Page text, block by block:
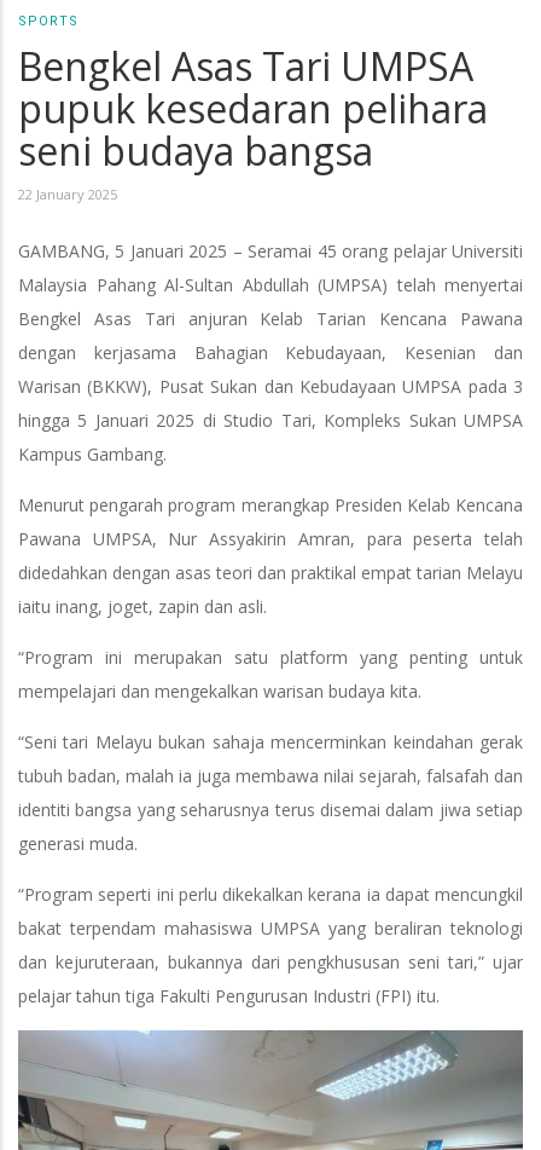
SPORTS
Bengkel Asas Tari UMPSA
pupuk kesedaran pelihara
seni budaya bangsa
22 January 2025
GAMBANG, 5 Januari 2025 – Seramai 45 orang pelajar Universiti
Malaysia Pahang Al-Sultan Abdullah (UMPSA) telah menyertai
Bengkel Asas Tari anjuran Kelab Tarian Kencana Pawana
dengan kerjasama Bahagian Kebudayaan, Kesenian dan
Warisan (BKKW), Pusat Sukan dan Kebudayaan UMPSA pada 3
hingga 5 Januari 2025 di Studio Tari, Kompleks Sukan UMPSA
Kampus Gambang.
Menurut pengarah program merangkap Presiden Kelab Kencana
Pawana UMPSA, Nur Assyakirin Amran, para peserta telah
didedahkan dengan asas teori dan praktikal empat tarian Melayu
iaitu inang, joget, zapin dan asli.
“Program ini merupakan satu platform yang penting untuk
mempelajari dan mengekalkan warisan budaya kita.
“Seni tari Melayu bukan sahaja mencerminkan keindahan gerak
tubuh badan, malah ia juga membawa nilai sejarah, falsafah dan
identiti bangsa yang seharusnya terus disemai dalam jiwa setiap
generasi muda.
“Program seperti ini perlu dikekalkan kerana ia dapat mencungkil
bakat terpendam mahasiswa UMPSA yang beraliran teknologi
dan kejuruteraan, bukannya dari pengkhususan seni tari,” ujar
pelajar tahun tiga Fakulti Pengurusan Industri (FPI) itu.